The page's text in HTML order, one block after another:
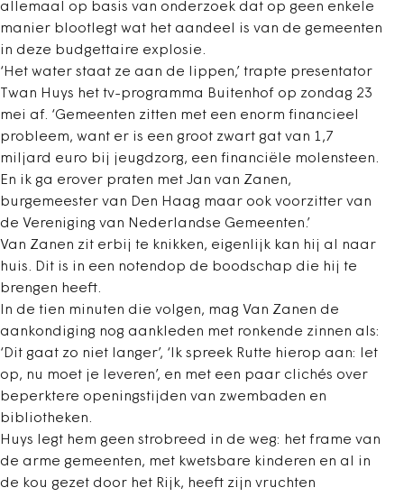
allemaal op basis van onderzoek dat op geen enkele
manier blootlegt wat het aandeel is van de gemeenten
in deze budgettaire explosie.
‘Het water staat ze aan de lippen,’ trapte presentator
Twan Huys het tv-programma Buitenhof op zondag 23
mei af. ‘Gemeenten zitten met een enorm financieel
probleem, want er is een groot zwart gat van 1,7
miljard euro bij jeugdzorg, een financiële molensteen.
En ik ga erover praten met Jan van Zanen,
burgemeester van Den Haag maar ook voorzitter van
de Vereniging van Nederlandse Gemeenten.’
Van Zanen zit erbij te knikken, eigenlijk kan hij al naar
huis. Dit is in een notendop de boodschap die hij te
brengen heeft.
In de tien minuten die volgen, mag Van Zanen de
aankondiging nog aankleden met ronkende zinnen als:
‘Dit gaat zo niet langer’, ‘Ik spreek Rutte hierop aan: let
op, nu moet je leveren’, en met een paar clichés over
beperktere openingstijden van zwembaden en
bibliotheken.
Huys legt hem geen strobreed in de weg: het frame van
de arme gemeenten, met kwetsbare kinderen en al in
de kou gezet door het Rijk, heeft zijn vruchten